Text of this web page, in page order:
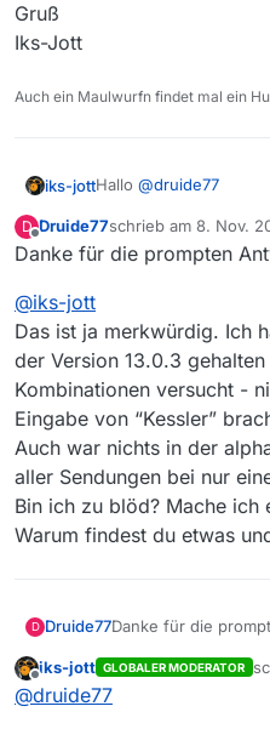
Gruß
Iks-Jott
Auch ein Maulwurfn findet mal ein
iks-jottHallo @druide77
willkommen im Forum.
Ich erhalte bei
Gruß
D
Offline
Druide77schrieb am 8. Nov.
zuletzt editiert von
Danke für die prompten
@iks-jott
Das ist ja merkwürdig. Ich
der Version 13.0.3
Kombinationen versucht -
Eingabe von “Kessler”
Auch war nichts in der
aller Sendungen bei nur
Bin ich zu blöd? Mache ich
Warum findest du etwas
D Druide77Danke für die
@iks-jott
Das ist ja
Offline
iks-jott GLOBALER MODERATOR
@druide77